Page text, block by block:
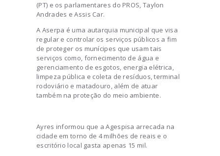
(PT) e os parlamentares do PROS, Taylon
Andrades e Assis Car.
A Aserpa é uma autarquia municipal que visa
regular e controlar os serviços públicos a fim
de proteger os munícipes que usam tais
serviços como, fornecimento de água e
gerenciamento de esgotos, energia elétrica,
limpeza pública e coleta de resíduos, terminal
rodoviário e matadouro, além de atuar
também na proteção do meio ambiente.
Ayres informou que a Agespisa arrecada na
cidade em torno de 4 milhões de reais e o
escritório local gasta apenas 15 mil.